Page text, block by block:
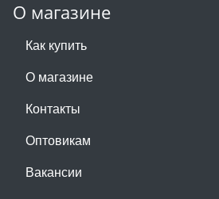
О магазине
Как купить
О магазине
Контакты
Оптовикам
Вакансии